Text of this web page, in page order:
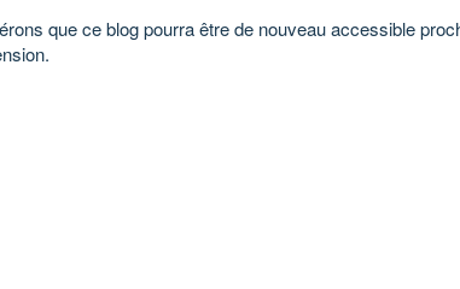
que ce blog pourra être de nouveau accessible